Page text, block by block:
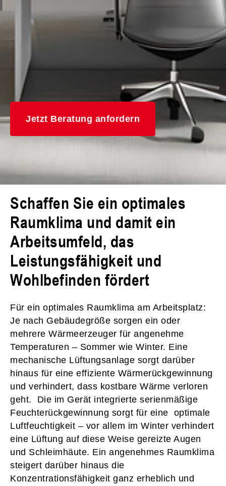
Jetzt Beratung anfordern
Schaffen Sie ein optimales
Raumklima und damit ein
Arbeitsumfeld, das
Leistungsfähigkeit und
Wohlbefinden fördert
Für ein optimales Raumklima am Arbeitsplatz:
Je nach Gebäudegröße sorgen ein oder
mehrere Wärmeerzeuger für angenehme
Temperaturen – Sommer wie Winter. Eine
mechanische Lüftungsanlage sorgt darüber
hinaus für eine effiziente Wärmerückgewinnung
und verhindert, dass kostbare Wärme verloren
geht. Die im Gerät integrierte serienmäßige
Feuchterückgewinnung sorgt für eine optimale
Luftfeuchtigkeit – vor allem im Winter verhindert
eine Lüftung auf diese Weise gereizte Augen
und Schleimhäute. Ein angenehmes Raumklima
steigert darüber hinaus die
Konzentrationsfähigkeit ganz erheblich und